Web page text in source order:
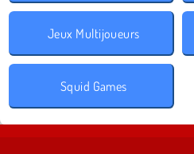
Jeux Multijoueurs
Squid Games